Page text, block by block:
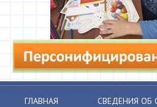
ГЛАВНАЯ СВЕДЕНИЯ ОБ